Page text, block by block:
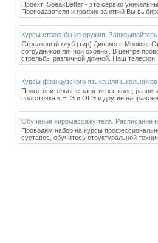
Проект ISpeakBetter - это сервис
Преподавателя и график занятий Вы
Курсы стрельбы из оружия. Записывайтесь!
Стрелковый клуб (тир) Динамо в Москве.
сотрудников личной охраны. В центре
стрельбы различной длиной. Наш
Курсы французского языка для
Подготовительные занятия к школе,
подготовка к ЕГЭ и ОГЭ и другие
Обучение хиромассажу тела. Расписание
Проводим набор на курсы
суставов, обучитесь структуральной